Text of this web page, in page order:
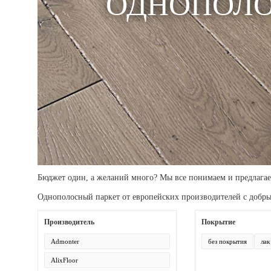
Бюджет один, а желаний много? Мы все понимаем и
Однополосный паркет от европейских производителей с
Производитель
Admonter
AlixFloor
Покрытие
без покрытия лак